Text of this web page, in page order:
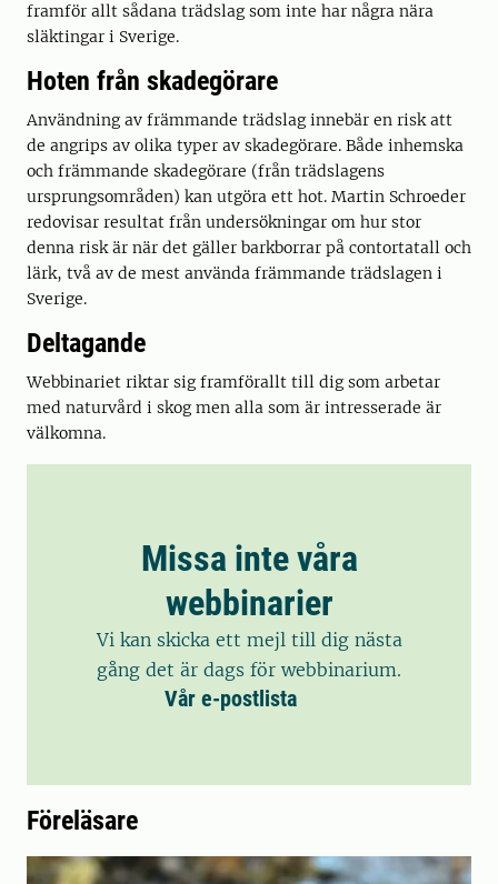
framför allt sådana trädslag som inte har några nära
släktingar i Sverige.
Hoten från skadegörare
Användning av främmande trädslag innebär en risk att
de angrips av olika typer av skadegörare. Både inhemska
och främmande skadegörare (från trädslagens
ursprungsområden) kan utgöra ett hot. Martin Schroeder
redovisar resultat från undersökningar om hur stor
denna risk är när det gäller barkborrar på contortatall och
lärk, två av de mest använda främmande trädslagen i
Sverige.
Deltagande
Webbinariet riktar sig framförallt till dig som arbetar
med naturvård i skog men alla som är intresserade är
välkomna.
Missa inte våra
webbinarier
Vi kan skicka ett mejl till dig nästa
gång det är dags för webbinarium.
Vår e-postlista
Föreläsare